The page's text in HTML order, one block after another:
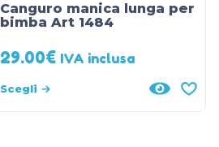
Canguro manica lunga per
bimba Art 1484
29.00€ IVA inclusa
Scegli